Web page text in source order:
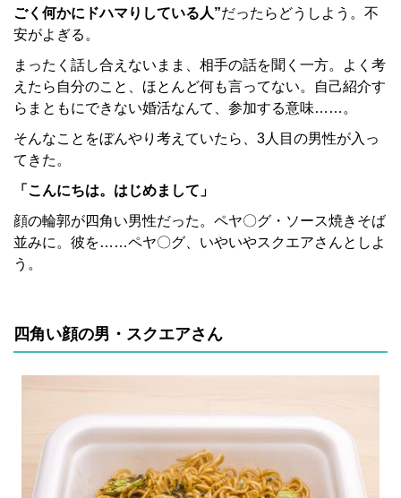
ごく何かにドハマりしている人”だったらどうしよう。不
安がよぎる。
まったく話し合えないまま、相手の話を聞く一方。よく考
えたら自分のこと、ほとんど何も言ってない。自己紹介す
らまともにできない婚活なんて、参加する意味……。
そんなことをぼんやり考えていたら、3人目の男性が入っ
てきた。
「こんにちは。はじめまして」
顔の輪郭が四角い男性だった。ペヤ〇グ・ソース焼きそば
並みに。彼を……ペヤ〇グ、いやいやスクエアさんとしよ
う。
四角い顔の男・スクエアさん